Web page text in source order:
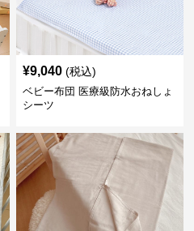
¥9,040 (税込)
ベビー布団 医療級防水おねしょ
シーツ